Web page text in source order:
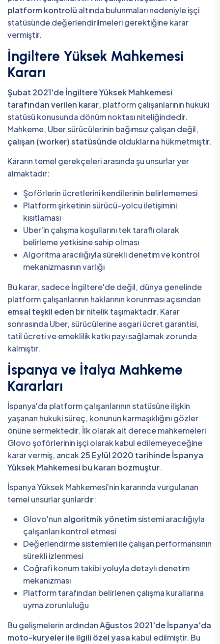
platform kontrolü altında bulunmaları nedeniyle işçi
statüsünde değerlendirilmeleri gerektiğine karar
vermiştir.
İngiltere Yüksek Mahkemesi
Kararı
Şubat 2021'de İngiltere Yüksek Mahkemesi
tarafından verilen karar, platform çalışanlarının hukuki
statüsü konusunda dönüm noktası niteliğindedir.
Mahkeme, Uber sürücülerinin bağımsız çalışan değil,
çalışan (worker) statüsündeolduklarına hükmetmiştir.
Kararın temel gerekçeleri arasında şu unsurlar yer
almaktadır:
Şoförlerin ücretlerini kendilerinin belirlememesi
Platform şirketinin sürücü-yolcu iletişimini
kısıtlaması
Uber'in çalışma koşullarını tek taraflı olarak
belirleme yetkisine sahip olması
Algoritma aracılığıyla sürekli denetim ve kontrol
mekanizmasının varlığı
Bu karar, sadece İngiltere'de değil, dünya genelinde
platform çalışanlarının haklarının korunması açısından
emsal teşkil eden bir nitelik taşımaktadır. Karar
sonrasında Uber, sürücülerine asgari ücret garantisi,
tatil ücreti ve emeklilik katkı payı sağlamak zorunda
kalmıştır.
İspanya ve İtalya Mahkeme
Kararları
İspanya'da platform çalışanlarının statüsüne ilişkin
yaşanan hukuki süreç, konunun karmaşıklığını gözler
önüne sermektedir. İlk olarak alt derece mahkemeleri
Glovo şoförlerinin işçi olarak kabul edilemeyeceğine
karar vermiş, ancak25 Eylül 2020 tarihinde İspanya
Yüksek Mahkemesi bu kararı bozmuştur.
İspanya Yüksek Mahkemesi'nin kararında vurgulanan
temel unsurlar şunlardır:
Glovo'nun algoritmik yönetimsistemi aracılığıyla
çalışanları kontrol etmesi
Değerlendirme sistemleri ile çalışan performansının
sürekli izlenmesi
Coğrafi konum takibi yoluyla detaylı denetim
mekanizması
Platform tarafından belirlenen çalışma kurallarına
uyma zorunluluğu
Bu gelişmelerin ardındanAğustos 2021'de İspanya'da
moto-kuryeler ile ilgili özel yasa kabul edilmiştir. Bu